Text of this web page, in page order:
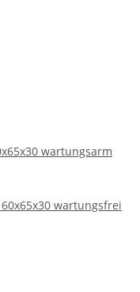
wartungsarm